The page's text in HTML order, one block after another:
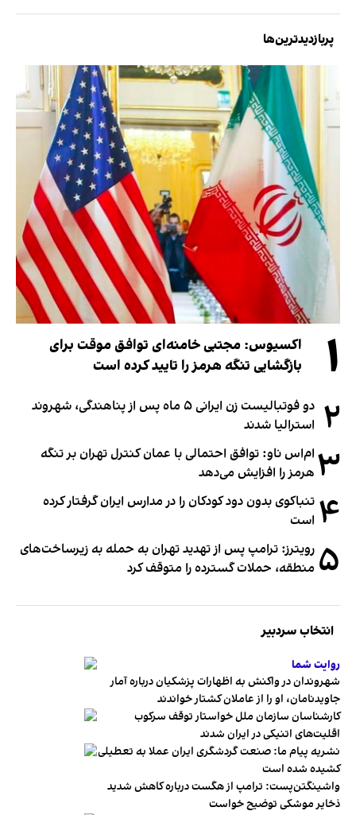
پربازدیدترین‌ها
۱
اکسیوس: مجتبی خامنه‌ای توافق موقت برای
بازگشایی تنگه هرمز را تایید کرده است
۲
دو فوتبالیست زن ایرانی ۵ ماه پس از پناهندگی، شهروند
استرالیا شدند
۳ ام‌اس ناو: توافق احتمالی با عمان کنترل تهران بر تنگه
هرمز را افزایش می‌دهد
۴ تنباکوی بدون دود کودکان را در مدارس ایران گرفتار کرده
است
۵ رویترز: ترامپ پس از تهدید تهران به حمله به زیرساخت‌های
منطقه، حملات گسترده را متوقف کرد
انتخاب سردبیر
روایت شما
شهروندان در واکنش به اظهارات پزشکیان درباره آمار
جاویدنامان، او را از عاملان کشتار خواندند
کارشناسان سازمان ملل خواستار توقف سرکوب
اقلیت‌های اتنیکی در ایران شدند
نشریه پیام ما: صنعت گردشگری ایران عملا به تعطیلی
کشیده شده است
واشینگتن‌پست: ترامپ از هگست درباره کاهش شدید
ذخایر موشکی توضیح خواست